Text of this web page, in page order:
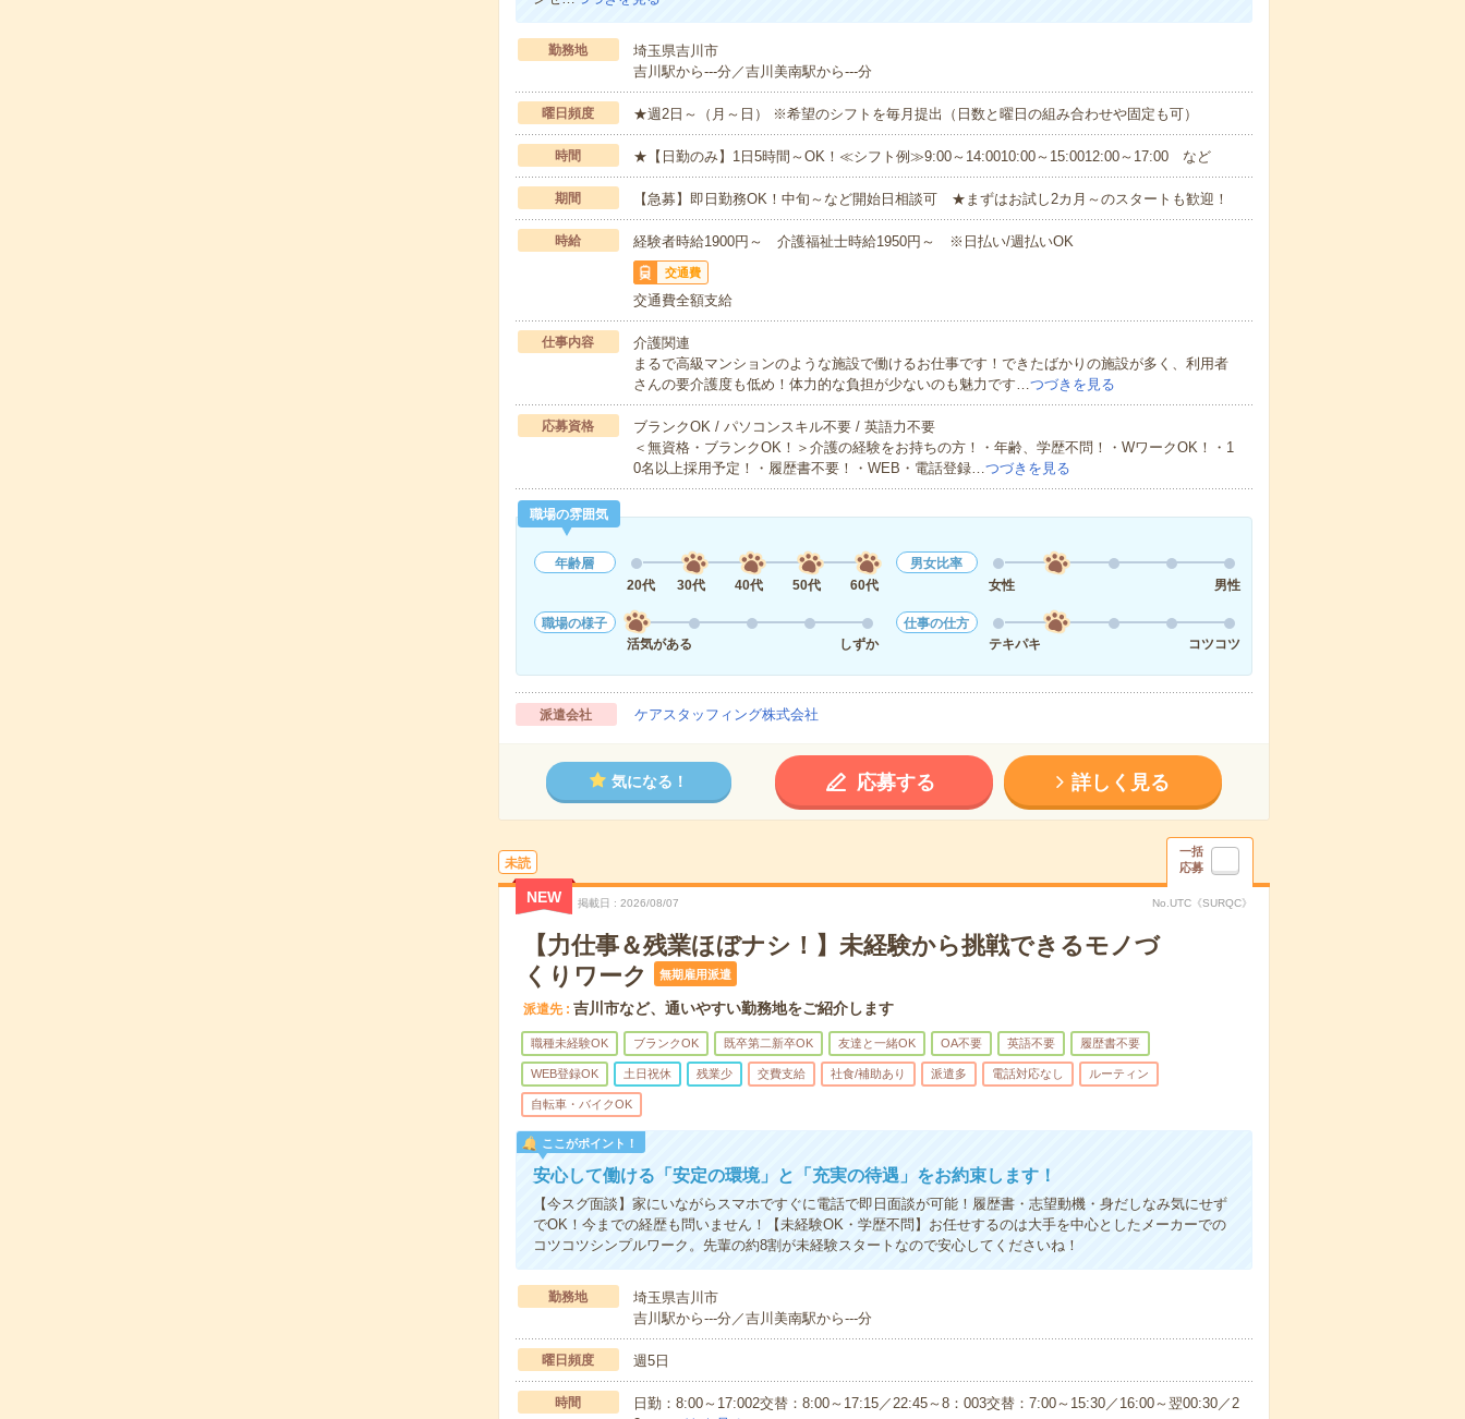
勤務地
埼玉県吉川市
吉川駅から---分／吉川美南駅から---分
曜日頻度 ★週2日～（月～日） ※希望のシフトを毎月提出（日数と曜日の組み合わせや固定も可）
時間 ★【日勤のみ】1日5時間～OK！≪シフト例≫9:00～14:0010:00～15:0012:00～17:00 など
期間 【急募】即日勤務OK！中旬～など開始日相談可 ★まずはお試し2カ月～のスタートも歓迎！
時給 経験者時給1900円～ 介護福祉士時給1950円～ ※日払い/週払いOK
交通費
交通費全額支給
仕事内容
介護関連
まるで高級マンションのような施設で働けるお仕事です！できたばかりの施設が多く、利用者
さんの要介護度も低め！体力的な負担が少ないのも魅力です…つづきを見る
応募資格
ブランクOK / パソコンスキル不要 / 英語力不要
＜無資格・ブランクOK！＞介護の経験をお持ちの方！・年齢、学歴不問！・WワークOK！・1
0名以上採用予定！・履歴書不要！・WEB・電話登録…つづきを見る
職場の雰囲気
年齢層
20代
30代 40代 50代 60代
男女比率
女性
男性
職場の様子
活気がある
しずか
仕事の仕方
テキパキ
コツコツ
派遣会社 ケアスタッフィング株式会社
気になる！ 応募する 詳しく見る
未読
一括
応募
NEW 掲載日 2026/08/07 No.UTC《SURQC》
【力仕事＆残業ほぼナシ！】未経験から挑戦できるモノづ
くりワーク
無期雇用派遣
派遣先 吉川市など、通いやすい勤務地をご紹介します
職種未経験OK ブランクOK 既卒第二新卒OK 友達と一緒OK OA不要 英語不要 履歴書不要
WEB登録OK 土日祝休 残業少 交費支給 社食/補助あり 派遣多 電話対応なし ルーティン
自転車・バイクOK
ここがポイント！
安心して働ける「安定の環境」と「充実の待遇」をお約束します！
【今スグ面談】家にいながらスマホですぐに電話で即日面談が可能！履歴書・志望動機・身だしなみ気にせず
でOK！今までの経歴も問いません！【未経験OK・学歴不問】お任せするのは大手を中心としたメーカーでの
コツコツシンプルワーク。先輩の約8割が未経験スタートなので安心してくださいね！
勤務地
埼玉県吉川市
吉川駅から---分／吉川美南駅から---分
曜日頻度 週5日
時間
日勤：8:00～17:002交替：8:00～17:15／22:45～8：003交替：7:00～15:30／16:00～翌00:30／2